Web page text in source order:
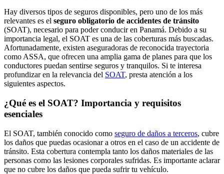
Hay diversos tipos de seguros disponibles, pero uno de los más
relevantes es el seguro obligatorio de accidentes de tránsito
(SOAT), necesario para poder conducir en Panamá. Debido a su
importancia legal, el SOAT es una de las coberturas más buscadas.
Afortunadamente, existen aseguradoras de reconocida trayectoria
como ASSA, que ofrecen una amplia gama de planes para que los
conductores puedan sentirse seguros y tranquilos. Si te interesa
profundizar en la relevancia del SOAT, presta atención a los
siguientes aspectos.
¿Qué es el SOAT? Importancia y requisitos
esenciales
El SOAT, también conocido como seguro de daños a terceros, cubre
los daños que puedas ocasionar a otros en el caso de un accidente de
tránsito. Esta cobertura contempla tanto los daños materiales de las
personas como las lesiones corporales sufridas. Es importante aclarar
que no cubre los daños que pueda sufrir tu vehículo.